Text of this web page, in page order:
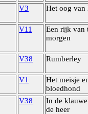
V3 Het oog van
V11
Een rijk van
morgen
V38 Rumberley
V1
Het meisje
bloedhond
V38
In de
de heer